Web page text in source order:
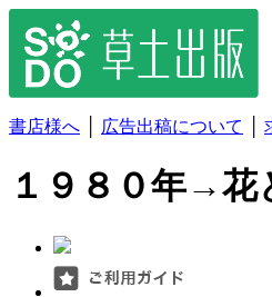
書店様へ 広告出稿について
１９８０年→花